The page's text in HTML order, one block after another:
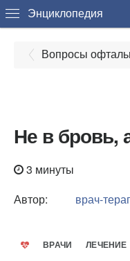
Энциклопедия
Вопросы
Не в бровь,
3 минуты
Автор:
врач-
ВРАЧИ ЛЕЧЕНИЕ